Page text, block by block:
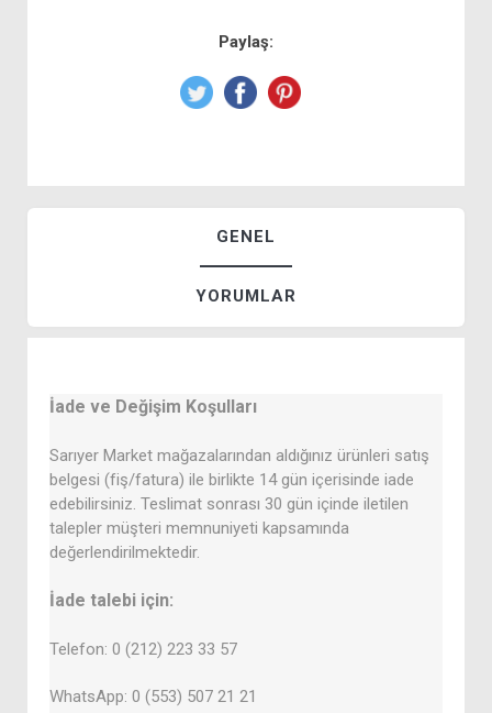
Paylaş:
GENEL
YORUMLAR
İade ve Değişim Koşulları
Sarıyer Market mağazalarından aldığınız ürünleri satış
belgesi (fiş/fatura) ile birlikte 14 gün içerisinde iade
edebilirsiniz. Teslimat sonrası 30 gün içinde iletilen
talepler müşteri memnuniyeti kapsamında
değerlendirilmektedir.
İade talebi için:
Telefon: 0 (212) 223 33 57
WhatsApp: 0 (553) 507 21 21